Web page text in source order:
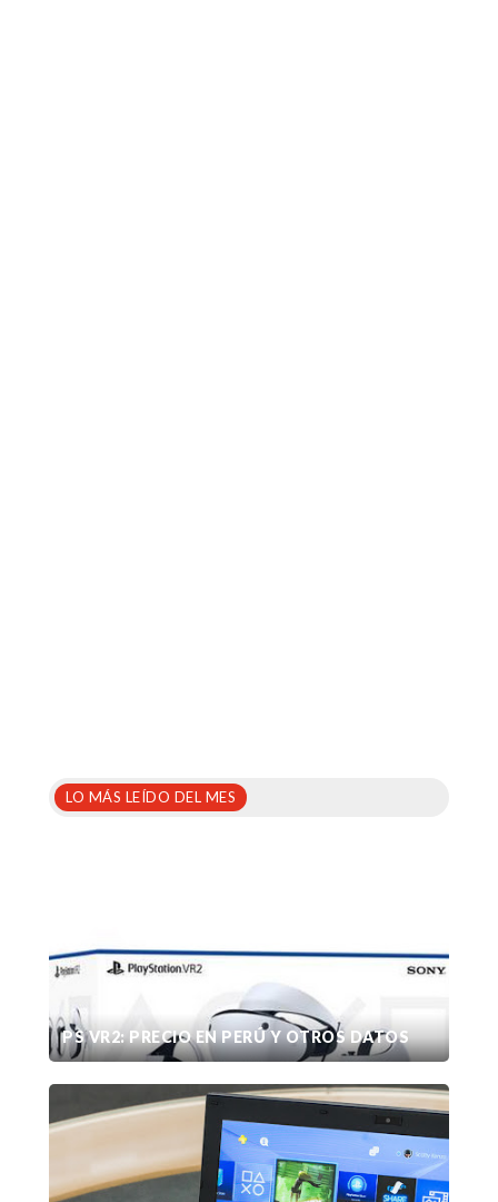
LO MÁS LEÍDO DEL MES
PS VR2: PRECIO EN PERÚ Y OTROS DATOS